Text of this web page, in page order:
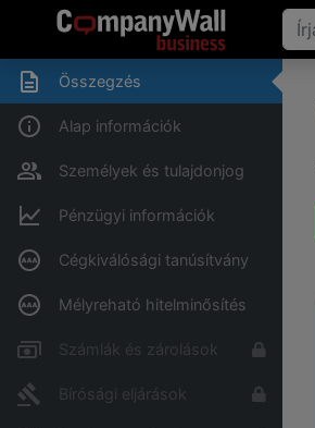
Összegzés
Alap információk
Személyek és tulajdonjog
Pénzügyi információk
Cégkiválósági tanúsítvány
Mélyreható hitelminősítés
Számlák és zárolások
Bírósági eljárások